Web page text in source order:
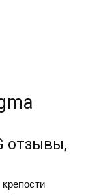
отзывы,